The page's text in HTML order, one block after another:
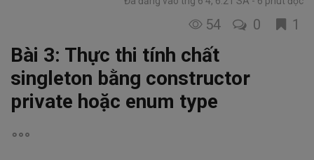
54 0 1
Bài 3: Thực thi tính chất
singleton bằng constructor
private hoặc enum type